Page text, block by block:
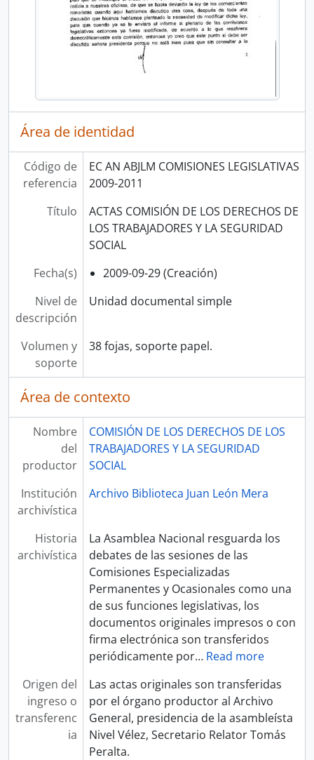
Área de identidad
Código de
referencia
EC AN ABJLM COMISIONES LEGISLATIVAS
2009-2011
Título
ACTAS COMISIÓN DE LOS DERECHOS DE
LOS TRABAJADORES Y LA SEGURIDAD
SOCIAL
Fecha(s)
2009-09-29 (Creación)
Nivel de
descripción
Unidad documental simple
Volumen y
soporte
38 fojas, soporte papel.
Área de contexto
Nombre
del
productor
COMISIÓN DE LOS DERECHOS DE LOS
TRABAJADORES Y LA SEGURIDAD
SOCIAL
Institución
archivística
Archivo Biblioteca Juan León Mera
Historia
archivística
La Asamblea Nacional resguarda los
debates de las sesiones de las
Comisiones Especializadas
Permanentes y Ocasionales como una
de sus funciones legislativas, los
documentos originales impresos o con
firma electrónica son transferidos
periódicamente por… Read more
Origen del
ingreso o
transferenc
ia
Las actas originales son transferidas
por el órgano productor al Archivo
General, presidencia de la asambleísta
Nivel Vélez, Secretario Relator Tomás
Peralta.